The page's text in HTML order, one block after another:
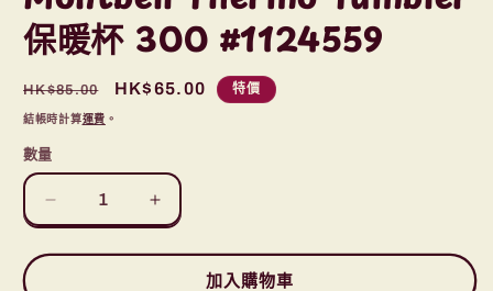
中
開
媒
體
檔
案
保暖杯 300 #1124559
定
價
HK$85.00
售
HK$65.00 特價
結帳時計算運費 。
數量
Montbell
Thermo
Tumbler
Montbell
Thermo
Tumbler
加入購物車